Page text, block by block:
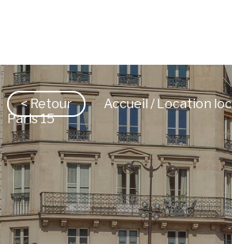
< Retour Accueil/ Location
Paris 15